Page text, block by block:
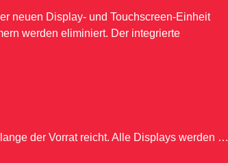
neuen Display- und Touchscreen-Einheit
werden eliminiert. Der integrierte
der Vorrat reicht. Alle Displays werden …